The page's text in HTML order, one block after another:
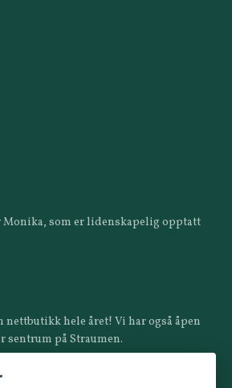
som er lidenskapelig opptatt
hele året! Vi har også åpen
sentrum på Straumen.